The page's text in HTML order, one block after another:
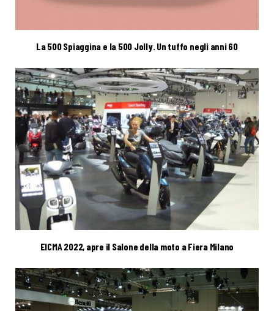
La 500 Spiaggina e la 500 Jolly. Un tuffo negli anni 60
EICMA 2022, apre il Salone della moto a Fiera Milano